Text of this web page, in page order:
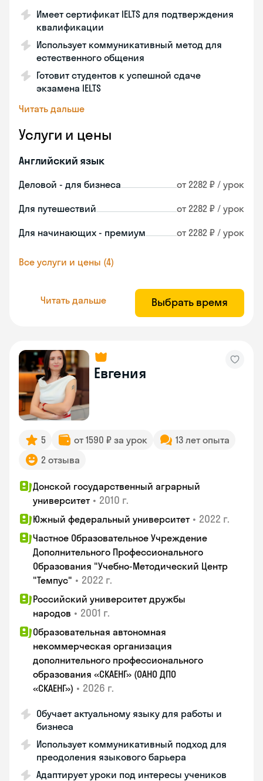
Имеет сертификат IELTS для подтверждения
квалификации
Использует коммуникативный метод для
естественного общения
Готовит студентов к успешной сдаче
экзамена IELTS
Читать дальше
Услуги и цены
Английский язык
Деловой - для бизнеса от 2282 ₽ / урок
Для путешествий от 2282 ₽ / урок
Для начинающих - премиум от 2282 ₽ / урок
Все услуги и цены (4)
Читать дальше Выбрать время
Евгения
5 от 1590 ₽ за урок
13 лет опыта
2 отзыва
Донской государственный аграрный
университет • 2010 г.
Южный федеральный университет • 2022 г.
Частное Образовательное Учреждение
Дополнительного Профессионального
Образования "Учебно-Методический Центр
"Темпус" • 2022 г.
Российский университет дружбы
народов • 2001 г.
Образовательная автономная
некоммерческая организация
дополнительного профессионального
образования «СКАЕНГ» (ОАНО ДПО
«СКАЕНГ») • 2026 г.
Обучает актуальному языку для работы и
бизнеса
Использует коммуникативный подход для
преодоления языкового барьера
Адаптирует уроки под интересы учеников